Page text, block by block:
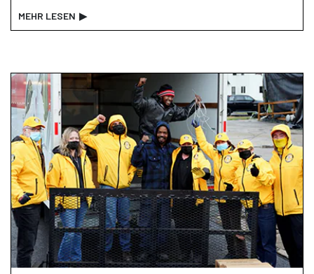
MEHR LESEN ▶